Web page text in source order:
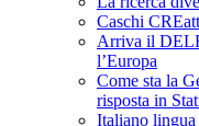
Caschi
Arriva il
l’Europa
Come sta la
risposta in
Italiano lingua